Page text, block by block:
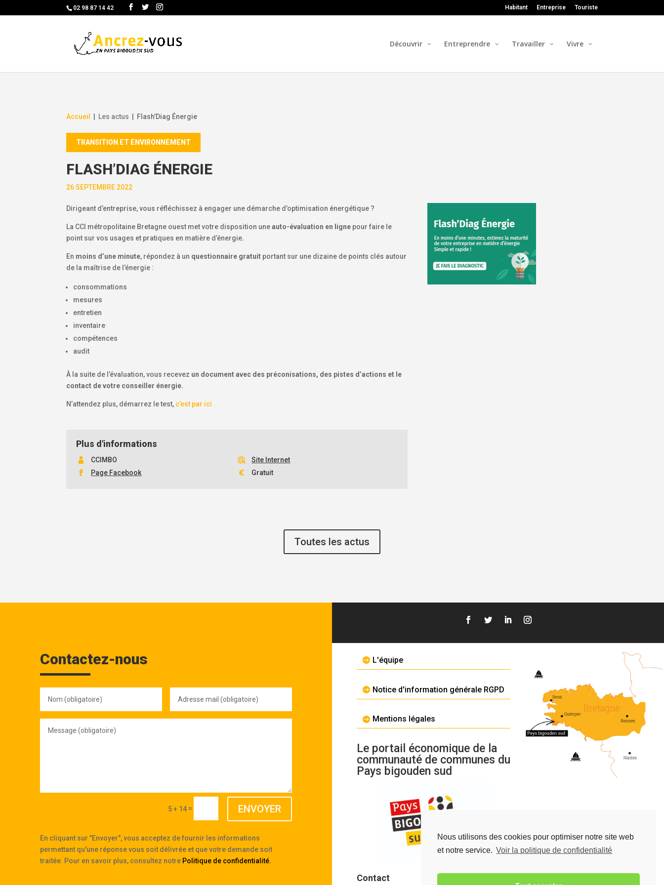
02 98 87 14 42 Habitant Entreprise Touriste
Découvrir Entreprendre Travailler Vivre
Accueil | Les actus | Flash’Diag Énergie
TRANSITION ET ENVIRONNEMENT
FLASH’DIAG ÉNERGIE
26 SEPTEMBRE 2022
Dirigeant d’entreprise, vous réfléchissez à engager une démarche d’optimisation énergétique ?
La CCI métropolitaine Bretagne ouest met votre disposition uneauto-évaluation en ligne pour faire le
point sur vos usages et pratiques en matière d’énergie.
En moins d’une minute, répondez à un questionnaire gratuit portant sur une dizaine de points clés autour
de la maîtrise de l’énergie :
consommations
mesures
entretien
inventaire
compétences
audit
À la suite de l’évaluation, vous recevez un document avec des préconisations, des pistes d’actions et le
contact de votre conseiller énergie.
N’attendez plus, démarrez le test, c’est par ici .
Plus d'informations
CCIMBO
Site Internet
Page Facebook
Gratuit
Toutes les actus
Contactez-nous
(obligatoire)
mail
(obligatoire)
5 + 14 = ENVOYER
En cliquant sur "Envoyer", vous acceptez de fournir les informations
permettant qu'une réponse vous soit délivrée et que votre demande soit
traitée. Pour en savoir plus, consultez notre Politique de confidentialité.
L'équipe
Notice d'information générale RGPD
Mentions légales
Le portail économique de la
communauté de communes du
Pays bigouden sud
Contact
Nous utilisons des cookies pour optimiser notre site web
et notre service. Voir la politique de confidentialité